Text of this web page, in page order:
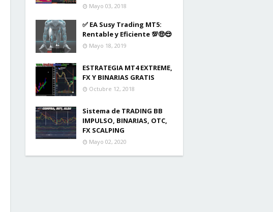
Mayo 03, 2018
✅ EA Susy Trading MT5:
Rentable y Eficiente 💯🤑😎
Mayo 18, 2019
ESTRATEGIA MT4 EXTREME,
FX Y BINARIAS GRATIS
Octubre 12, 2018
Sistema de TRADING BB
IMPULSO, BINARIAS, OTC,
FX SCALPING
Mayo 02, 2020